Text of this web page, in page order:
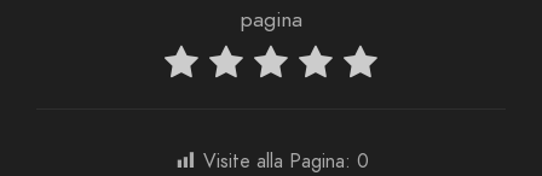
pagina
Visite alla Pagina: 0